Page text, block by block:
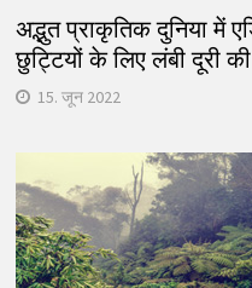
अद्भुत प्राकृतिक दुनिया में
छुट्टियों के लिए लंबी दूरी की
15. जून 2022